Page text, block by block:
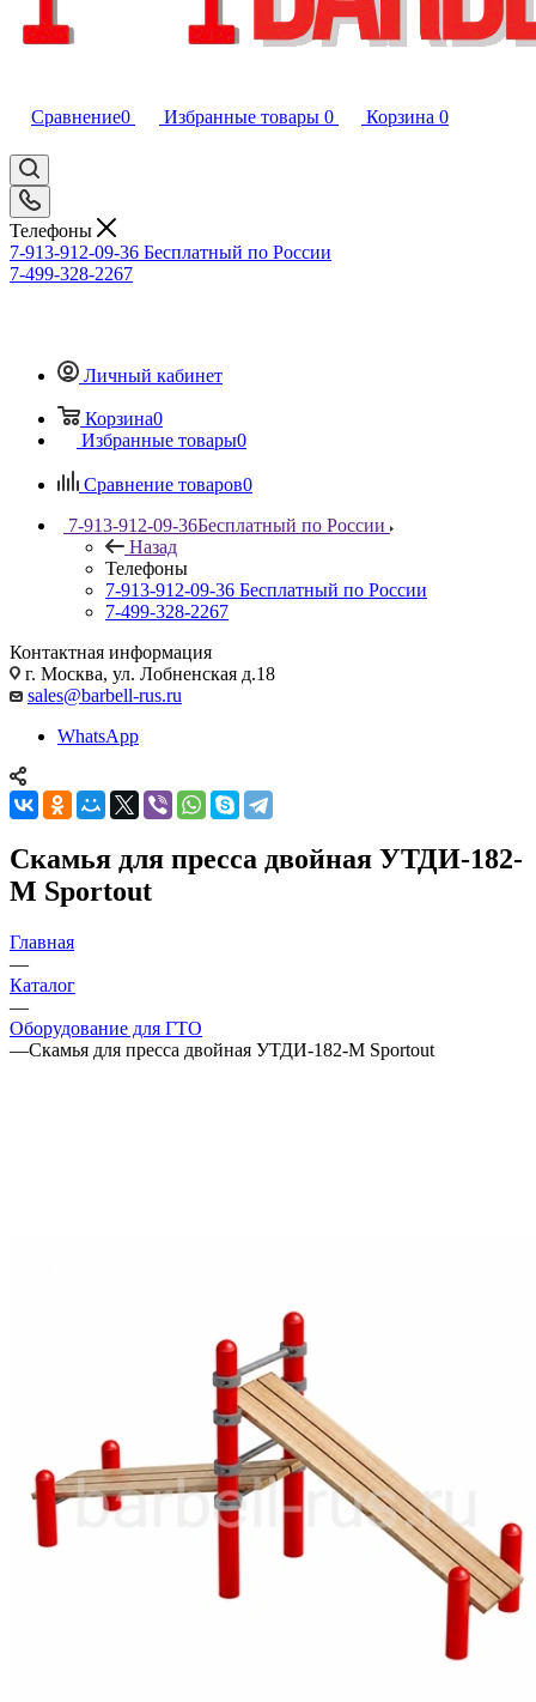
Сравнение0 Избранные товары 0 Корзина 0
Телефоны
7-913-912-09-36 Бесплатный по России
7-499-328-2267
Личный кабинет
Корзина0
Избранные товары0
Сравнение товаров0
7-913-912-09-36Бесплатный по России
Назад
Телефоны
7-913-912-09-36 Бесплатный по России
7-499-328-2267
Контактная информация
г. Москва, ул. Лобненская д.18
sales@barbell-rus.ru
WhatsApp
Скамья для пресса двойная УТДИ-182-
М Sportout
Главная
—
Каталог
—
Оборудование для ГТО
—Скамья для пресса двойная УТДИ-182-М Sportout